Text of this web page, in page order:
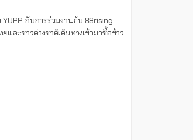
กับการร่วมงานกับ 88rising
ละชาวต่างชาติเดินทางเข้ามาซื้อข้าว